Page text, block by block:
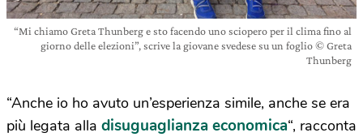
“Mi chiamo Greta Thunberg e sto facendo uno sciopero per il clima fino al
giorno delle elezioni”, scrive la giovane svedese su un foglio © Greta
Thunberg
“Anche io ho avuto un’esperienza simile, anche se era
più legata alla disuguaglianza economica“, racconta